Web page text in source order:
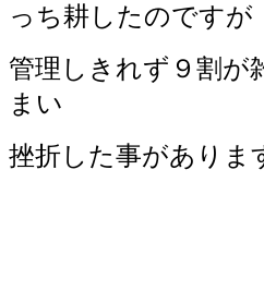
っち耕したのですが
管理しきれず９割が
まい
挫折した事がありま